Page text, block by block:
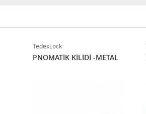
TedexLock
PNOMATİK KİLİDİ -METAL